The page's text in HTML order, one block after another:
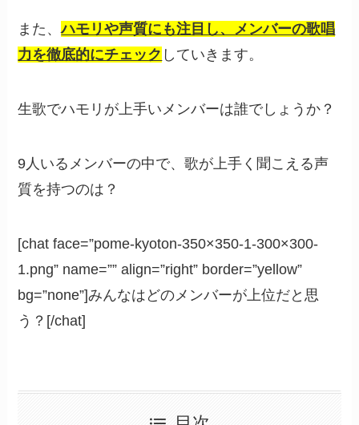
また、ハモリや声質にも注目し、メンバーの歌唱
力を徹底的にチェック していきます。
生歌でハモリが上手いメンバーは誰でしょうか？
9人いるメンバーの中で、歌が上手く聞こえる声
質を持つのは？
[chat face=”pome-kyoton-350×350-1-300×300-
1.png” name=”” align=”right” border=”yellow”
bg=”none”]みんなはどのメンバーが上位だと思
う？[/chat]